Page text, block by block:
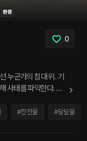
0
누군가의 침대 위. 기
사태를 파악한다. 몰
하룻밤’은 잊고 친구가
#잔잔물 #달달물